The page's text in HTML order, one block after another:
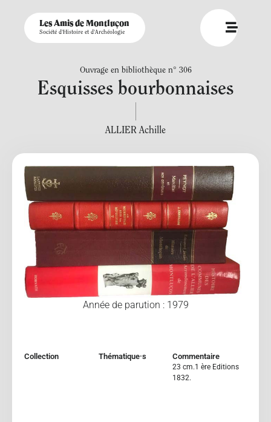
Les Amis de Montluçon
Société d'Histoire et d'Archéologie
Ouvrage en bibliothèque n° 306
Esquisses bourbonnaises
ALLIER Achille
Année de parution : 1979
Collection Thématique·s Commentaire
23 cm.1 ère Editions
1832.